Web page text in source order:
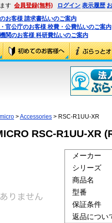
す 会員登録(無料) ログイン 表示履歴
お客様 請求書払いのご案内
官公庁のお客様 校費・公費払いのご案内
関のお客様 科研費払いのご案内
>Accessories > RSC-R1UU-XR
RSC-R1UU-XR
メーカー
シリーズ
商品名
型番
保証条件
返品につい